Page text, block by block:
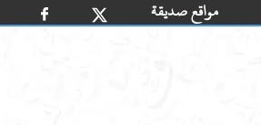
مواقع صديقة